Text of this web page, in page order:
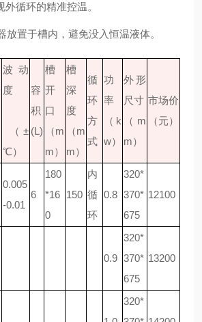
循环的精准控温。
放置于槽内，避免没入恒温液体。
波动
度
（ ±
℃）
容
积
(L)
槽
开
口
（m
m）
槽
深
度
（m
m）
循
环
方
式
功
率
（ k
w）
外形
尺寸
（ m
m）
市场价
（元）
0.005
-0.01
6
180
*16
0
150
内
循
环
0.8
320*
370*
675
12100
0.9
320*
370*
675
13200
320*